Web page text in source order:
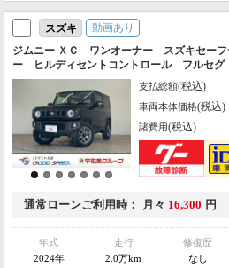
スズキ
動画あり
ジムニー ＸＣ ワンオーナー スズキセー
ー ヒルディセントコントロール フルセ
ＤＶＤ再生 オートライト ステアリングス
支払総額(税込)
車両本体価格(税込)
諸費用(税込)
通常ローンご利用時 月々 16,300 円
年式
2024年
走行
2.0万km
修復歴
なし